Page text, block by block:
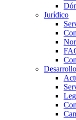
Jurídico